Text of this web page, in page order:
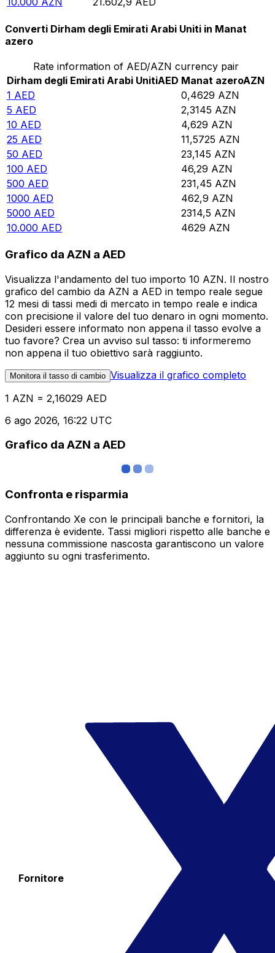
Converti Dirham degli Emirati Arabi Uniti in Manat
azero
Rate information of AED/AZN currency pair
Dirham degli Emirati Arabi UnitiAED Manat azeroAZN
1 AED 0,4629 AZN
5 AED 2,3145 AZN
10 AED 4,629 AZN
25 AED 11,5725 AZN
50 AED 23,145 AZN
100 AED 46,29 AZN
500 AED 231,45 AZN
1000 AED 462,9 AZN
5000 AED 2314,5 AZN
10.000 AED 4629 AZN
Grafico da AZN a AED
Visualizza l'andamento del tuo importo 10 AZN. Il nostro
grafico del cambio da AZN a AED in tempo reale segue
12 mesi di tassi medi di mercato in tempo reale e indica
con precisione il valore del tuo denaro in ogni momento.
Desideri essere informato non appena il tasso evolve a
tuo favore? Crea un avviso sul tasso: ti informeremo
non appena il tuo obiettivo sarà raggiunto.
Monitora il tasso di cambio Visualizza il grafico completo
1 AZN = 2,16029 AED
6 ago 2026, 16:22 UTC
Grafico da AZN a AED
Confronta e risparmia
Confrontando Xe con le principali banche e fornitori, la
differenza è evidente. Tassi migliori rispetto alle banche e
nessuna commissione nascosta garantiscono un valore
aggiunto su ogni trasferimento.
Fornitore